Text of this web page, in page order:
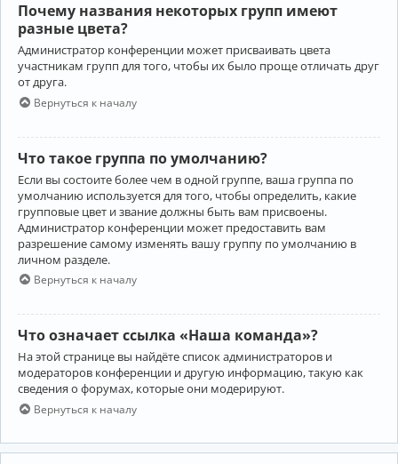
Почему названия некоторых групп имеют
разные цвета?
Администратор конференции может присваивать цвета
участникам групп для того, чтобы их было проще отличать друг
от друга.
Вернуться к началу
Что такое группа по умолчанию?
Если вы состоите более чем в одной группе, ваша группа по
умолчанию используется для того, чтобы определить, какие
групповые цвет и звание должны быть вам присвоены.
Администратор конференции может предоставить вам
разрешение самому изменять вашу группу по умолчанию в
личном разделе.
Вернуться к началу
Что означает ссылка «Наша команда»?
На этой странице вы найдёте список администраторов и
модераторов конференции и другую информацию, такую как
сведения о форумах, которые они модерируют.
Вернуться к началу